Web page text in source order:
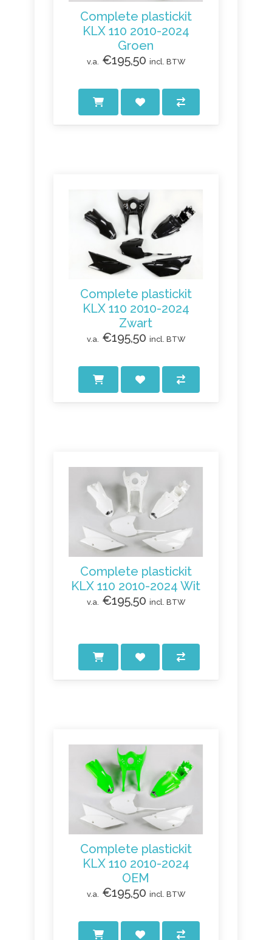
Complete plastickit
KLX 110 2010-2024
Groen
v.a. €195,50 incl. BTW
Complete plastickit
KLX 110 2010-2024
Zwart
v.a. €195,50 incl. BTW
Complete plastickit
KLX 110 2010-2024 Wit
v.a. €195,50 incl. BTW
Complete plastickit
KLX 110 2010-2024
OEM
v.a. €195,50 incl. BTW